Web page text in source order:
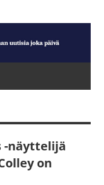
-näyttelijä
on